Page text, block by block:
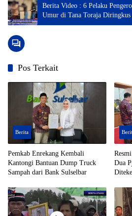
Berita Video : 6 Pelaku
Umur di Tana Toraja Diringkus
Langsung Dites Urin
Pos Terkait
Berita
Pemkab Enrekang Kembali
Kantongi Bantuan Dump Truck
Sampah dari Bank Sulselbar
Dua